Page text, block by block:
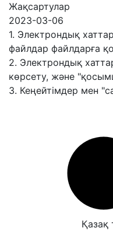
Жақсартулар
2023-03-06
1. Электрондық
файлдар файлдарға
2. Электрондық
көрсету, және
3. Кеңейтімдер мен
Қазақ